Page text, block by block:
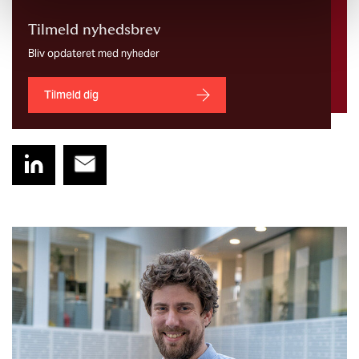
Tilmeld nyhedsbrev
Bliv opdateret med nyheder
Tilmeld dig